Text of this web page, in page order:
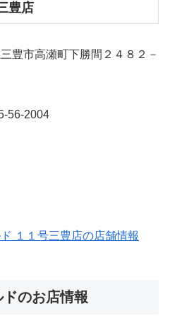
豊店
豊市高瀬町下勝間２４８２－
56-2004
１１号三豊店の店舗情報
のお店情報